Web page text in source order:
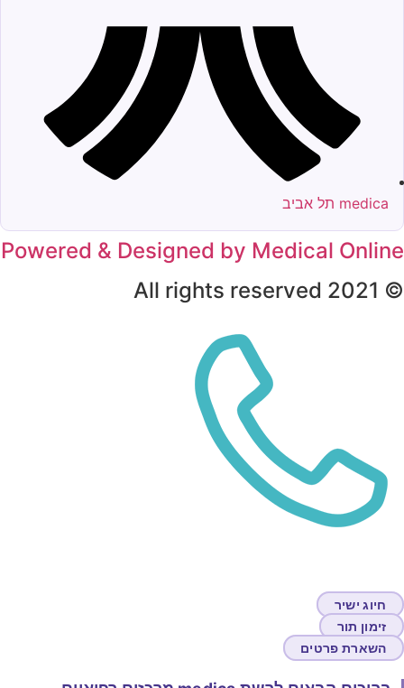
medica תל אביב
Powered & Designed by Medical
© 2021 All rights
חיוג ישיר
זימון תור
השארת פרטים